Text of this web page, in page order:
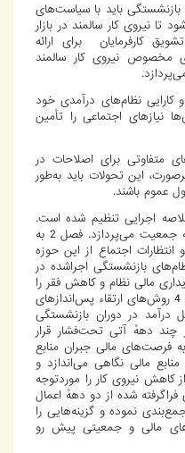
باید با سیاست‌های
تا نیروی کار سالمند در بازار
کارفرمایان برای ارائه
مخصوص نیروی کار سالمند
نظام‌های درآمدی خود
نیازهای اجتماعی را تأمین
متفاوتی برای اصلاحات در
این تحولات باید به‌طور
عموم باشند.
اجرایی تنظیم شده است.
فصل اول به معرفی مفهوم هرم وارونه جمعیت می‌پردازد. فصل 2 به
اجتماع از این حوزه
اصلاحات نظام‌های بازنشستگی اجراشده در
مالی نظام و کاهش فقر را
موردبحث و بررسی قرار می‌دهد. فصل 4 روش‌های ارتقاء پس‌اندازهای
در دوران بازنشستگی
دههٔ آتی تحت‌فشار قرار
مدنظر قرار می‌دهد. فصل 5 به فرصت‌های مالی جبران منابع
مالی نگاهی می‌اندازد و
کاهش نیروی کار را موردتوجه
شده از دو دههٔ اعمال
نموده و گزینه‌هایی را
مالی و جمعیتی پیش رو